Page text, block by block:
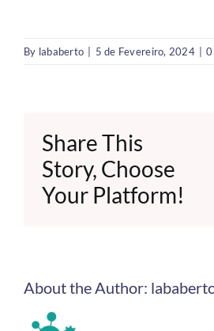
By lababerto 5 de Fevereiro, 2024
Share This
Story, Choose
Your Platform!
About the Author: